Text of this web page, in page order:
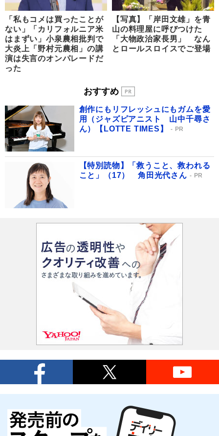
「私もコメは買ったことが
ない」「カリフォルニア米
はまずい」小泉農相批判で
大炎上「野村元農相」の講
演は失言のオンパレードだ
った
【写真】「岸田文雄」を青
山の料理屋に呼びつけた
「大物政治家長男」 なん
とロールスロイスでご登場
おすすめ
創作にもリフレッシュにもガムを愛
用（ジャズピアニスト 山中千尋さ
ん）【LOTTE TIMES】
PR
【特別読物】「救うこと、救われる
こと」（17） 角田光代さん
PR